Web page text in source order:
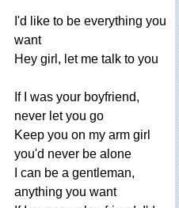
I'd like to be everything you
want
Hey girl , let me talk to you
If was your boyfriend,
never let you go
Keep you on my arm girl
you'd never be alone
can be a gentleman,
anything you want